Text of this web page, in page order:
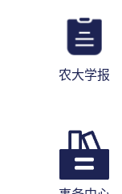
农大学报